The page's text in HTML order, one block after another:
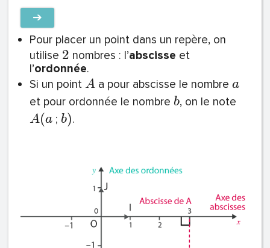
➔
Pour placer un point dans un repère, on
utilise 2 nombres : l’abscisse et
l’ordonnée.
Si un point A a pour abscisse le nombre a
et pour ordonnée le nombre b, on le note
A(a ; b).